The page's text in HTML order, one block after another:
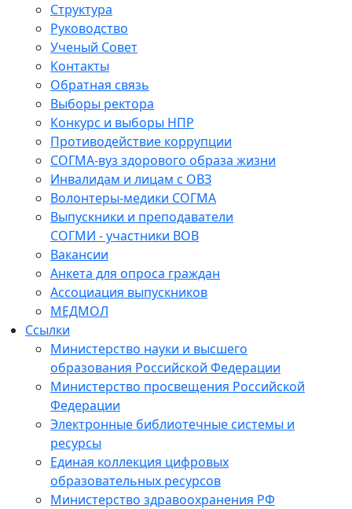
Структура
Руководство
Ученый Совет
Контакты
Обратная связь
Выборы ректора
Конкурс и выборы НПР
Противодействие коррупции
СОГМА-вуз здорового образа жизни
Инвалидам и лицам с ОВЗ
Волонтеры-медики СОГМА
Выпускники и преподаватели
СОГМИ - участники ВОВ
Вакансии
Анкета для опроса граждан
Ассоциация выпускников
МЕДМОЛ
Ссылки
Министерство науки и высшего
образования Российской Федерации
Министерство просвещения Российской
Федерации
Электронные библиотечные системы и
ресурсы
Единая коллекция цифровых
образовательных ресурсов
Министерство здравоохранения РФ